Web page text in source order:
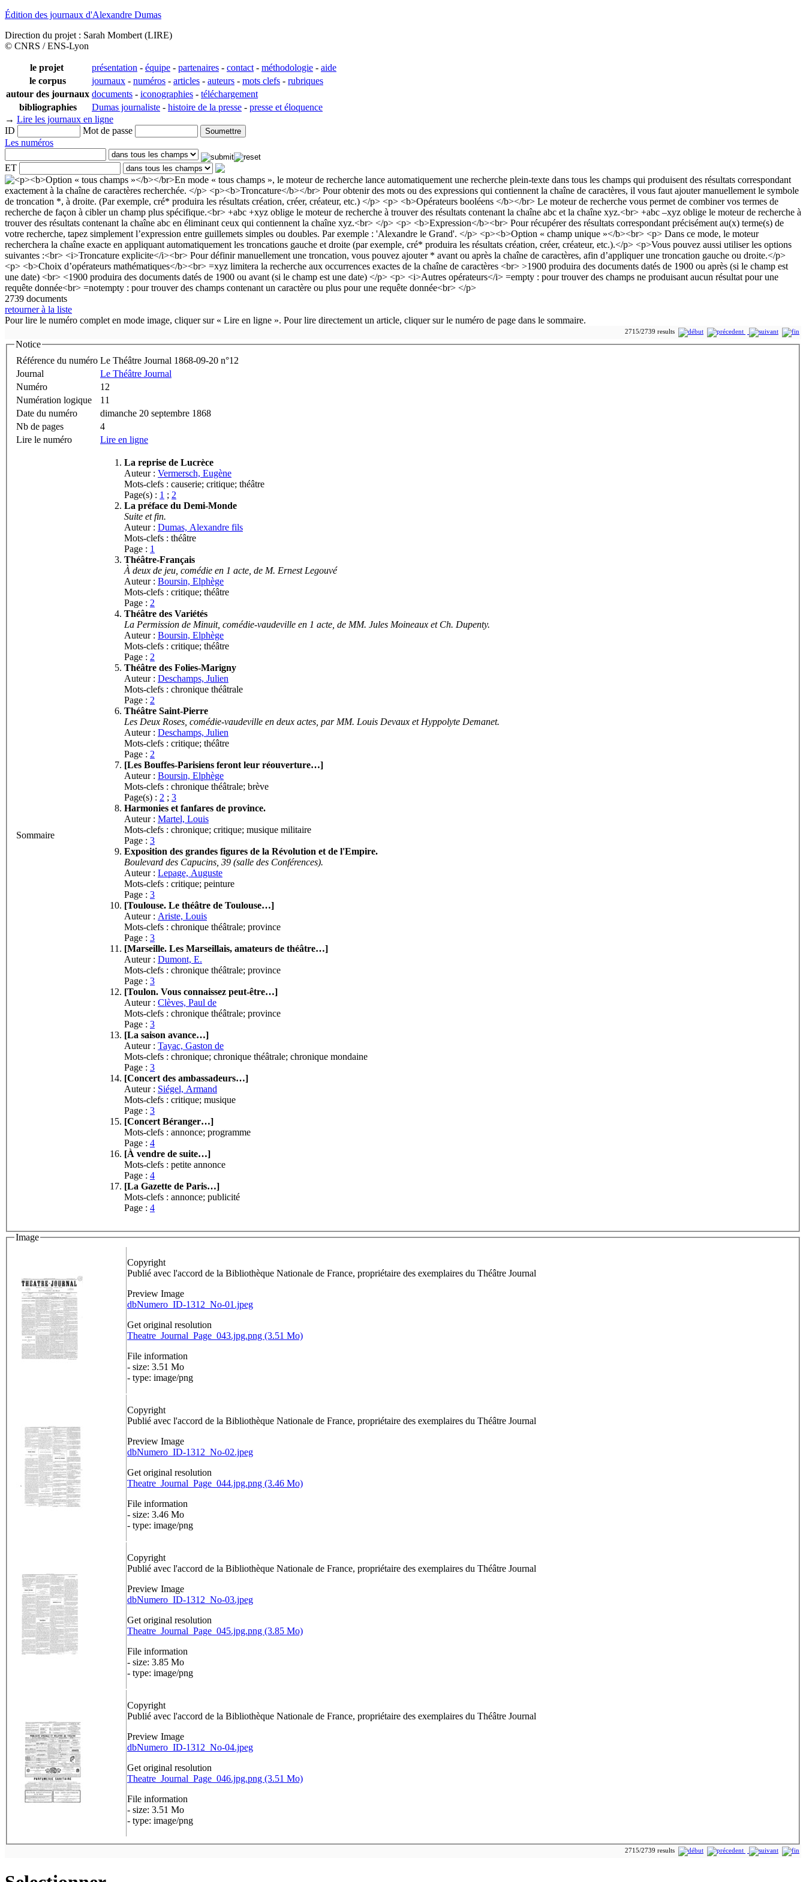
Édition des journaux d'Alexandre Dumas
Direction du projet : Sarah Mombert (LIRE)
© CNRS / ENS-Lyon
le projet présentation - équipe - partenaires - contact - méthodologie - aide
le corpus
journaux - numéros - articles - auteurs - mots clefs - rubriques
autour des journaux documents - iconographies - téléchargement
bibliographies
Dumas journaliste - histoire de la presse - presse et éloquence
→ Lire les journaux en ligne
ID
Mot de passe
Les numéros
ET
2739 documents
retourner à la liste
Pour lire le numéro complet en mode image, cliquer sur « Lire en ligne ». Pour lire directement un article, cliquer sur le numéro de page dans le sommaire.
2715/2739 results
Notice
Référence du numéro Le Théâtre Journal 1868-09-20 n°12
Journal
Le Théâtre Journal
Numéro
12
Numération logique
11
Date du numéro
dimanche 20 septembre 1868
Nb de pages
4
Lire le numéro
Lire en ligne
Sommaire
La reprise de Lucrèce
Auteur : Vermersch, Eugène
Mots-clefs : causerie; critique; théâtre
Page(s) : 1 ; 2
La préface du Demi-Monde
Suite et fin.
Auteur : Dumas, Alexandre fils
Mots-clefs : théâtre
Page : 1
Théâtre-Français
À deux de jeu, comédie en 1 acte, de M. Ernest Legouvé
Auteur : Boursin, Elphège
Mots-clefs : critique; théâtre
Page : 2
Théâtre des Variétés
La Permission de Minuit, comédie-vaudeville en 1 acte, de MM. Jules Moineaux et Ch. Dupenty.
Auteur : Boursin, Elphège
Mots-clefs : critique; théâtre
Page : 2
Théâtre des Folies-Marigny
Auteur : Deschamps, Julien
Mots-clefs : chronique théâtrale
Page : 2
Théâtre Saint-Pierre
Les Deux Roses, comédie-vaudeville en deux actes, par MM. Louis Devaux et Hyppolyte Demanet.
Auteur : Deschamps, Julien
Mots-clefs : critique; théâtre
Page : 2
[Les Bouffes-Parisiens feront leur réouverture…]
Auteur : Boursin, Elphège
Mots-clefs : chronique théâtrale; brève
Page(s) : 2 ; 3
Harmonies et fanfares de province.
Auteur : Martel, Louis
Mots-clefs : chronique; critique; musique militaire
Page : 3
Exposition des grandes figures de la Révolution et de l'Empire.
Boulevard des Capucins, 39 (salle des Conférences).
Auteur : Lepage, Auguste
Mots-clefs : critique; peinture
Page : 3
[Toulouse. Le théâtre de Toulouse…]
Auteur : Ariste, Louis
Mots-clefs : chronique théâtrale; province
Page : 3
[Marseille. Les Marseillais, amateurs de théâtre…]
Auteur : Dumont, E.
Mots-clefs : chronique théâtrale; province
Page : 3
[Toulon. Vous connaissez peut-être…]
Auteur : Clèves, Paul de
Mots-clefs : chronique théâtrale; province
Page : 3
[La saison avance…]
Auteur : Tayac, Gaston de
Mots-clefs : chronique; chronique théâtrale; chronique mondaine
Page : 3
[Concert des ambassadeurs…]
Auteur : Siégel, Armand
Mots-clefs : critique; musique
Page : 3
[Concert Béranger…]
Mots-clefs : annonce; programme
Page : 4
[À vendre de suite…]
Mots-clefs : petite annonce
Page : 4
[La Gazette de Paris…]
Mots-clefs : annonce; publicité
Page : 4
Image
Copyright
Publié avec l'accord de la Bibliothèque Nationale de France, propriétaire des exemplaires du Théâtre Journal
Preview Image
dbNumero_ID-1312_No-01.jpeg
Get original resolution
Theatre_Journal_Page_043.jpg.png (3.51 Mo)
File information
- size: 3.51 Mo
- type: image/png
Copyright
Publié avec l'accord de la Bibliothèque Nationale de France, propriétaire des exemplaires du Théâtre Journal
Preview Image
dbNumero_ID-1312_No-02.jpeg
Get original resolution
Theatre_Journal_Page_044.jpg.png (3.46 Mo)
File information
- size: 3.46 Mo
- type: image/png
Copyright
Publié avec l'accord de la Bibliothèque Nationale de France, propriétaire des exemplaires du Théâtre Journal
Preview Image
dbNumero_ID-1312_No-03.jpeg
Get original resolution
Theatre_Journal_Page_045.jpg.png (3.85 Mo)
File information
- size: 3.85 Mo
- type: image/png
Copyright
Publié avec l'accord de la Bibliothèque Nationale de France, propriétaire des exemplaires du Théâtre Journal
Preview Image
dbNumero_ID-1312_No-04.jpeg
Get original resolution
Theatre_Journal_Page_046.jpg.png (3.51 Mo)
File information
- size: 3.51 Mo
- type: image/png
2715/2739 results